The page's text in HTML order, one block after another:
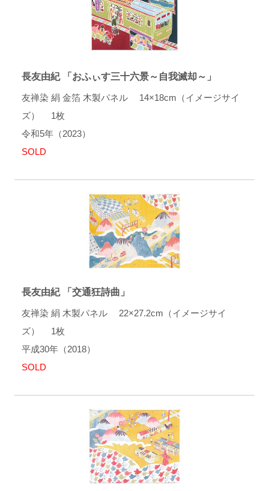
長友由紀 「おふぃす三十六景～自我滅却～」
友禅染 絹 金箔 木製パネル 14×18cm（イメージサイ
ズ） 1枚
令和5年（2023）
SOLD
長友由紀 「交通狂詩曲」
友禅染 絹 木製パネル 22×27.2cm（イメージサイ
ズ） 1枚
平成30年（2018）
SOLD